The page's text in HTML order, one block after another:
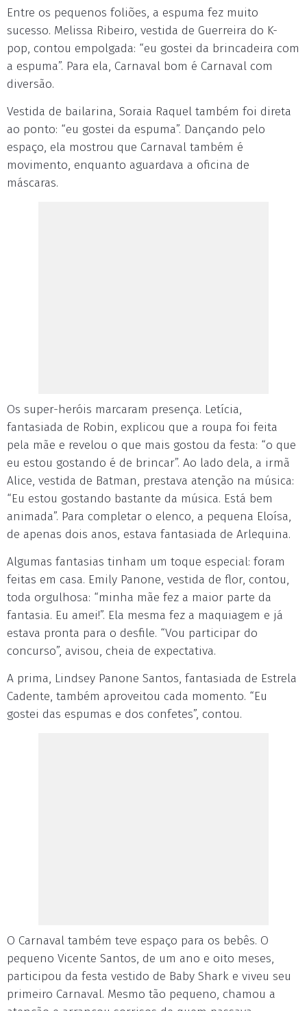
Entre os pequenos foliões, a espuma fez muito
sucesso. Melissa Ribeiro, vestida de Guerreira do K-
pop, contou empolgada: “eu gostei da brincadeira com
a espuma”. Para ela, Carnaval bom é Carnaval com
diversão.
Vestida de bailarina, Soraia Raquel também foi direta
ao ponto: “eu gostei da espuma”. Dançando pelo
espaço, ela mostrou que Carnaval também é
movimento, enquanto aguardava a oficina de
máscaras.
Os super-heróis marcaram presença. Letícia,
fantasiada de Robin, explicou que a roupa foi feita
pela mãe e revelou o que mais gostou da festa: “o que
eu estou gostando é de brincar”. Ao lado dela, a irmã
Alice, vestida de Batman, prestava atenção na música:
“Eu estou gostando bastante da música. Está bem
animada”. Para completar o elenco, a pequena Eloísa,
de apenas dois anos, estava fantasiada de Arlequina.
Algumas fantasias tinham um toque especial: foram
feitas em casa. Emily Panone, vestida de flor, contou,
toda orgulhosa: “minha mãe fez a maior parte da
fantasia. Eu amei!”. Ela mesma fez a maquiagem e já
estava pronta para o desfile. “Vou participar do
concurso”, avisou, cheia de expectativa.
A prima, Lindsey Panone Santos, fantasiada de Estrela
Cadente, também aproveitou cada momento. “Eu
gostei das espumas e dos confetes”, contou.
O Carnaval também teve espaço para os bebês. O
pequeno Vicente Santos, de um ano e oito meses,
participou da festa vestido de Baby Shark e viveu seu
primeiro Carnaval. Mesmo tão pequeno, chamou a